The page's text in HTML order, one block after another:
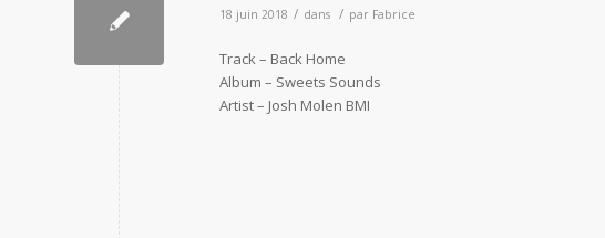
18 juin 2018 / dans / par Fabrice
Track – Back Home
Album – Sweets Sounds
Artist – Josh Molen BMI